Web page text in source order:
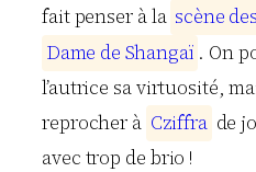
fait penser à la scène des
Dame de Shangaï . On
l’autrice sa virtuosité,
reprocher à Cziffra de
avec trop de brio !